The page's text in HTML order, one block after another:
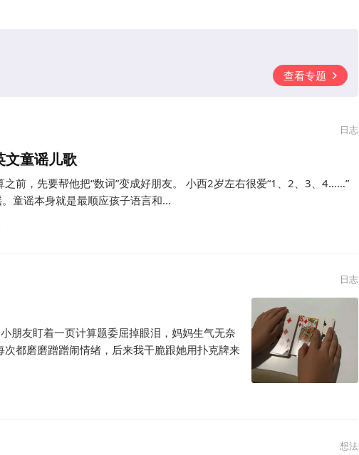
查看专题
日志
文童谣儿歌
前，先要帮他把“数词”变成好朋友。 小西2岁左右很爱“1、2、3、4……”
童谣本身就是最顺应孩子语言和...
日志
朋友盯着一页计算题委屈掉眼泪，妈妈生气无奈
都磨磨蹭蹭闹情绪，后来我干脆跟她用扑克牌来
想法